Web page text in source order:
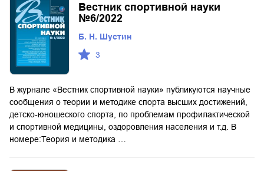
Вестник спортивной науки
№6/2022
Б. Н. Шустин
3
В журнале «Вестник спортивной науки» публикуются научные
сообщения о теории и методике спорта высших достижений,
детско-юношеского спорта, по проблемам профилактической
и спортивной медицины, оздоровления населения и т.д. В
номере:Теория и методика …